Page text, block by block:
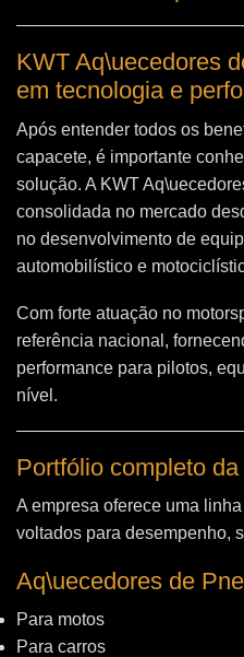
KWT Aq\uecedores
em tecnologia e
Após entender todos os
capacete, é importante
solução. A KWT
consolidada no mercado
no desenvolvimento de
automobilístico e
Com forte atuação no
referência nacional,
performance para pilotos,
nível.
Portfólio completo
A empresa oferece uma
voltados para desempenho,
Aq\uecedores de
Para motos
Para carros